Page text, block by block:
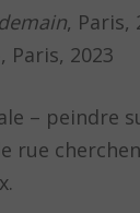
, Paris,
Paris, 2023
– peindre